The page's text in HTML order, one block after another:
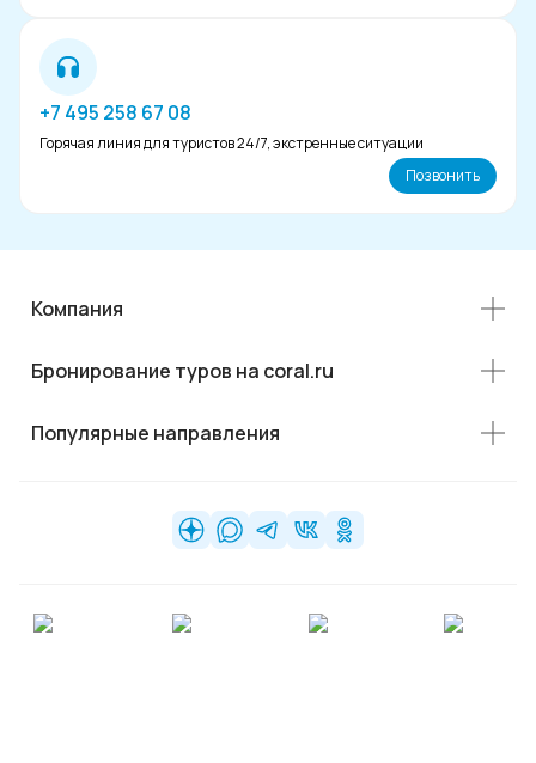
+7 495 258 67 08
Горячая линия для туристов 24/7, экстренные ситуации
Позвонить
Компания
Бронирование туров на coral.ru
Популярные направления